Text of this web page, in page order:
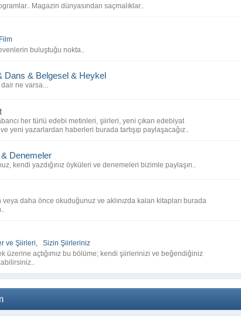
Magazin dünyasından saçmalıklar..
buluştuğu nokta..
Dans & Belgesel & Heykel
ne varsa...
her türlü edebi metinleri, şiirleri, yeni çıkan edebiyat
yeni yazarlardan haberleri burada tartışıp paylaşacağız..
Denemeler
kendi yazdığınız öyküleri ve denemeleri bizimle paylaşın..
veya daha önce okuduğunuz ve aklınızda kalan kitapları burada
ve Şiirleri,
Sizin Şiirleriniz
üzerine açtığımız bu bölüme; kendi şiirlerinizi ve beğendiğiniz